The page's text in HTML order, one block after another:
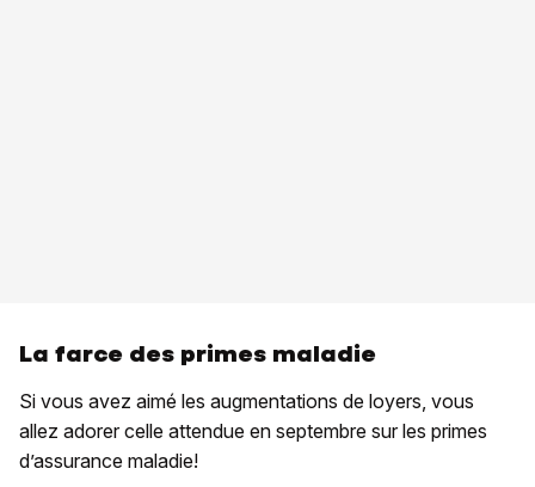
La farce des primes maladie
Si vous avez aimé les augmentations de loyers, vous
allez adorer celle attendue en septembre sur les primes
d’assurance maladie!